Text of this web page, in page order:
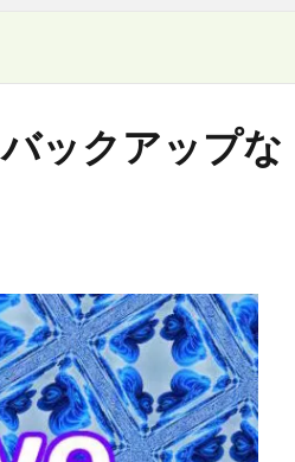
ックアップな